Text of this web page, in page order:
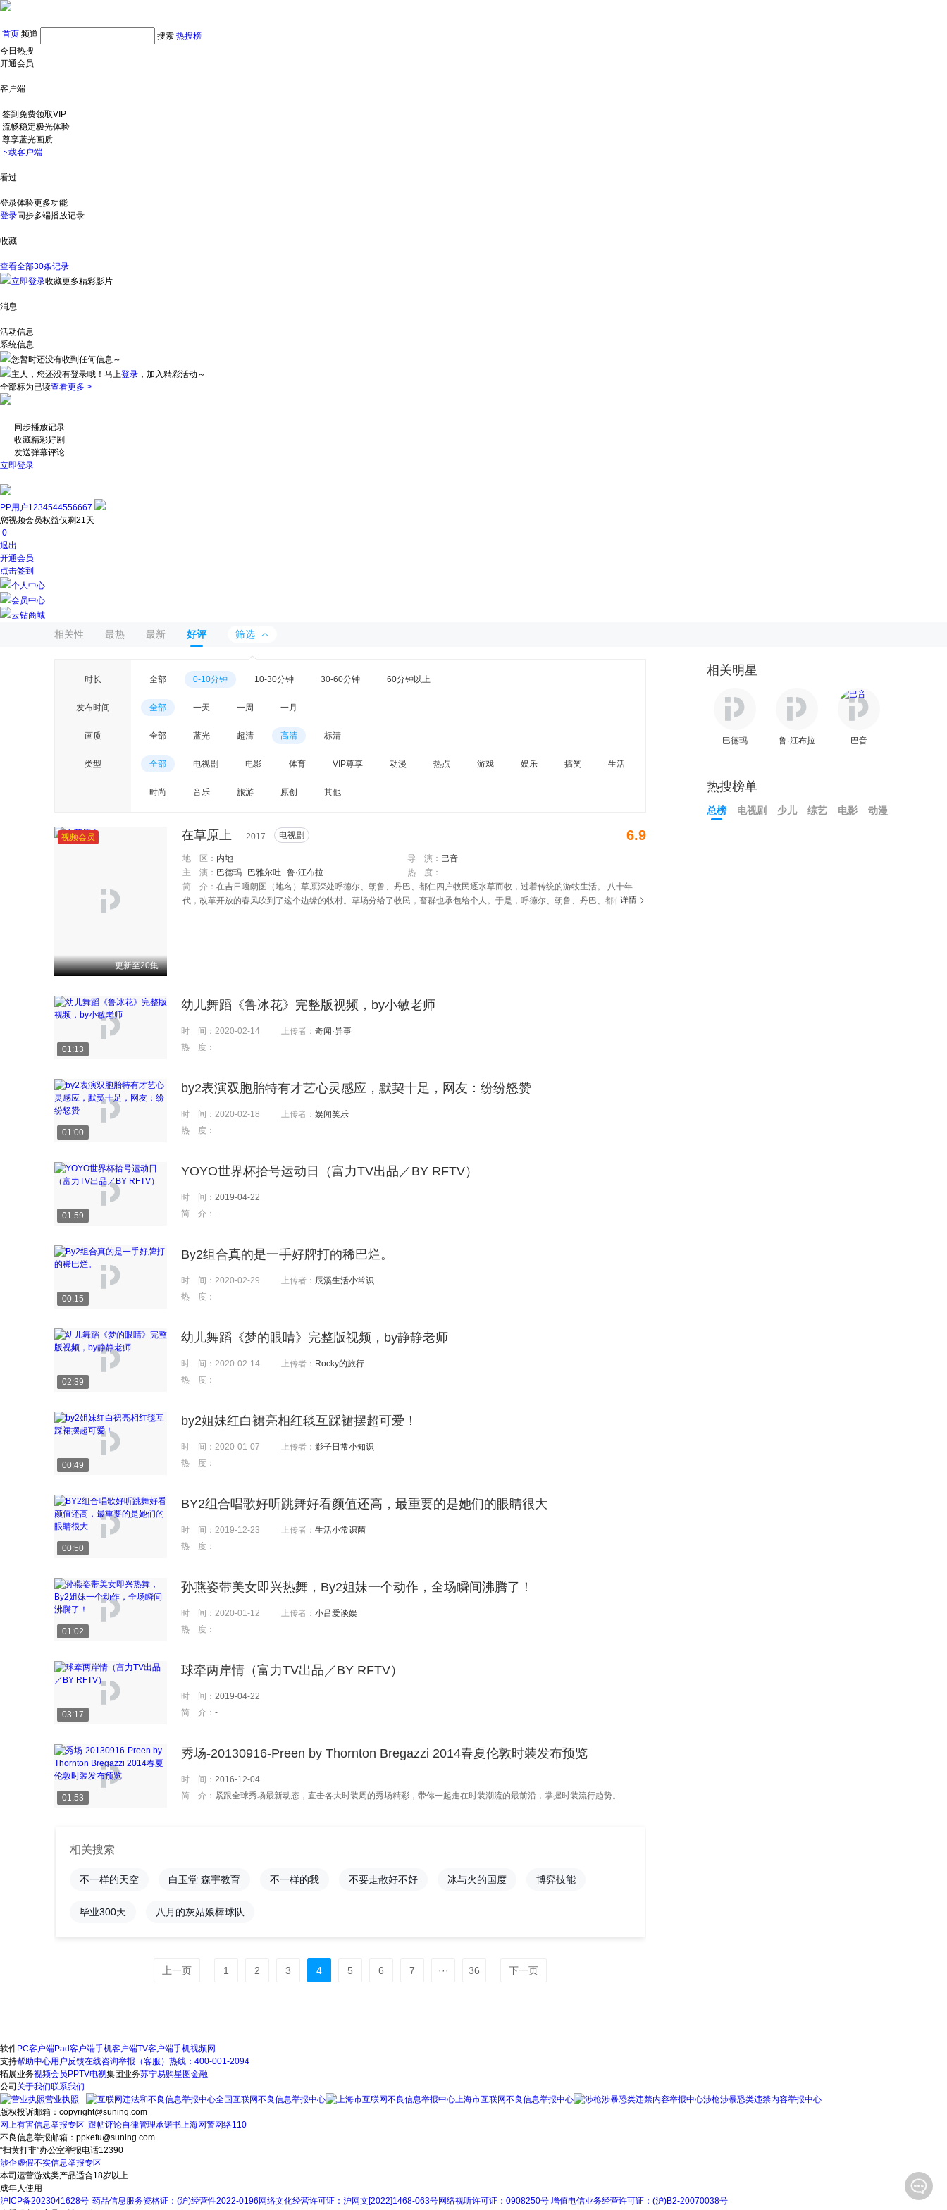
首页 频道 搜索 热搜榜
今日热搜
开通会员
客户端
签到免费领取VIP
流畅稳定极光体验
尊享蓝光画质
下载客户端
看过
登录体验更多功能
登录同步多端播放记录
收藏
查看全部30条记录
立即登录收藏更多精彩影片
消息
活动信息
系统信息
您暂时还没有收到任何信息～
主人，您还没有登录哦！ 马上登录 ，加入精彩活动～
全部标为已读查看更多 >
同步播放记录
收藏精彩好剧
发送弹幕评论
立即登录
PP用户1234544556667
您视频会员权益仅剩21天
0
退出
开通会员
点击签到
个人中心
会员中心
云钻商城
相关性 最热 最新 好评 筛选
时长 全部 0-10分钟 10-30分钟 30-60分钟 60分钟以上
发布时间 全部 一天 一周 一月
画质 全部 蓝光 超清 高清 标清
类型 全部 电视剧 电影 体育 VIP尊享 动漫 热点 游戏 娱乐 搞笑 生活
时尚 音乐 旅游 原创 其他
视频会员
更新至20集
在草原上 2017 电视剧 6.9
地 区： 内地 导 演： 巴音
主 演： 巴德玛 巴雅尔吐 鲁·江布拉
热 度：
简 介： 在吉日嘎朗图（地名）草原深处呼德尔、朝鲁、丹巴、都仁四户牧民逐水草而牧，过着传统的游牧生活。 八十年
代，改革开放的春风吹到了这个边缘的牧村。草场分给了牧民，畜群也承包给个人。于是，呼德尔、朝鲁、丹巴、都仁四家普
详情
01:13
幼儿舞蹈《鲁冰花》完整版视频，by小敏老师
时 间： 2020-02-14 上传者： 奇闻·异事
热 度：
01:00
by2表演双胞胎特有才艺心灵感应，默契十足，网友：纷纷怒赞
时 间： 2020-02-18 上传者： 娱闻笑乐
热 度：
01:59
YOYO世界杯拾号运动日（富力TV出品／BY RFTV）
时 间： 2019-04-22
简 介： -
00:15
By2组合真的是一手好牌打的稀巴烂。
时 间： 2020-02-29 上传者： 辰溪生活小常识
热 度：
02:39
幼儿舞蹈《梦的眼睛》完整版视频，by静静老师
时 间： 2020-02-14 上传者： Rocky的旅行
热 度：
00:49
by2姐妹红白裙亮相红毯互踩裙摆超可爱！
时 间： 2020-01-07 上传者： 影子日常小知识
热 度：
00:50
BY2组合唱歌好听跳舞好看颜值还高，最重要的是她们的眼睛很大
时 间： 2019-12-23 上传者： 生活小常识菌
热 度：
01:02
孙燕姿带美女即兴热舞，By2姐妹一个动作，全场瞬间沸腾了！
时 间： 2020-01-12 上传者： 小吕爱谈娱
热 度：
03:17
球牵两岸情（富力TV出品／BY RFTV）
时 间： 2019-04-22
简 介： -
01:53
秀场-20130916-Preen by Thornton Bregazzi 2014春夏伦敦时装发布预览
时 间： 2016-12-04
简 介： 紧跟全球秀场最新动态，直击各大时装周的秀场精彩，带你一起走在时装潮流的最前沿，掌握时装流行趋势。
相关搜索
不一样的天空 白玉堂 森宇教育 不一样的我 不要走散好不好 冰与火的国度 博弈技能
毕业300天 八月的灰姑娘棒球队
上一页 1 2 3 4 5 6 7 ··· 36 下一页
相关明星
巴德玛 鲁·江布拉 巴音
热搜榜单
总榜 电视剧 少儿 综艺 电影 动漫
软件PC客户端Pad客户端手机客户端TV客户端手机视频网
支持帮助中心用户反馈在线咨询举报（客服）热线：400-001-2094
拓展业务视频会员 PPTV电视集团业务苏宁易购星图金融
公司 关于我们联系我们
全国互联网不良信息举报中心
上海市互联网不良信息举报中心 涉枪涉暴恐类违禁内容举报中心
营业执照
版权投诉邮箱：copyright@suning.com
跟帖评论自律管理承诺书
网上有害信息举报专区
上海网警网络110
不良信息举报邮箱：ppkefu@suning.com
“扫黄打非”办公室举报电话12390
涉企虚假不实信息举报专区
本司运营游戏类产品适合18岁以上
成年人使用
药品信息服务资格证：(沪)经营性2022-0196 网络文化经营许可证：沪网文[2022]1468-063号
沪ICP备2023041628号 网络视听许可证：0908250号 增值电信业务经营许可证：(沪)B2-20070038号